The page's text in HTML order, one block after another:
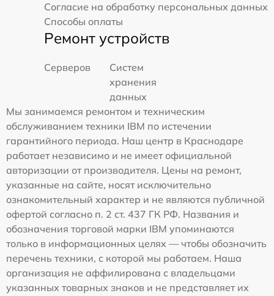
Согласие на обработку персональных данных
Способы оплаты
Ремонт устройств
Серверов
Систем
хранения
данных
Мы занимаемся ремонтом и техническим
обслуживанием техники IBM по истечении
гарантийного периода. Наш центр в Краснодаре
работает независимо и не имеет официальной
авторизации от производителя. Цены на ремонт,
указанные на сайте, носят исключительно
ознакомительный характер и не являются публичной
офертой согласно п. 2 ст. 437 ГК РФ. Названия и
обозначения торговой марки IBM упоминаются
только в информационных целях — чтобы обозначить
перечень техники, с которой мы работаем. Наша
организация не аффилирована с владельцами
указанных товарных знаков и не представляет их